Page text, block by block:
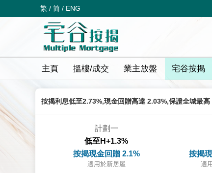
繁 / 简 / ENG
主頁 搵樓/成交 業主放盤 宅谷按揭
按揭利息低至2.73%,現金回贈高達 2.03%,保證全城最高
計劃一
低至H+1.3%
按揭現金回贈 2.1%
適用於新居屋
按揭
適